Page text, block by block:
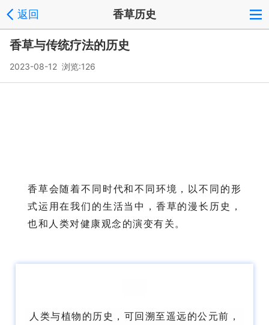
返回 香草历史
香草与传统疗法的历史
2023-08-12 浏览:126
香草会随着不同时代和不同环境，以不同的形
式运用在我们的生活当中，香草的漫长历史，
也和人类对健康观念的演变有关。
人类与植物的历史，可回溯至遥远的公元前，